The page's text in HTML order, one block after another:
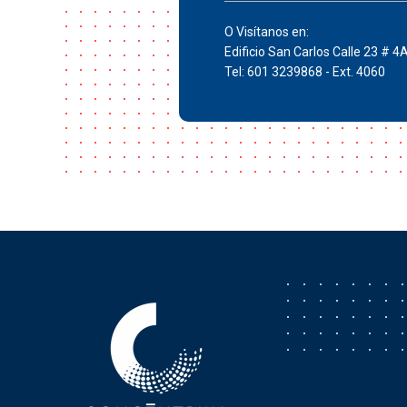
O Visítanos en:
Edificio San Carlos Calle 23 #
Tel: 601 3239868 - Ext. 4060